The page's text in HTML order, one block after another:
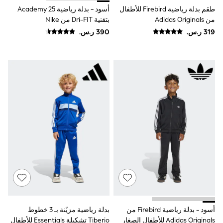
Smiggle
Eastpak
Bags & Backpacks
Caps
All Girls Sports & Swimwear
T-Shirts
Bags & Backpacks
Lunchboxes
Caps
Bags
Blouses
Shirts
Polo Shirts
E-Gift Card
New In
New In from Next
0-2 years
3-5 years
6-8 years
طقم بدلة رياضية Firebird للأطفال
من Adidas Originals
أسود - بدلة رياضية Academy 25
بتقنية Dri-FIT من Nike
أسود - بدلة رياضية Firebird من
Adidas Originals للأطفال الصغار
بدلة رياضية مزيّنة بـ 3 خطوط
Tiberio تشكيلة Essentials للأطفال